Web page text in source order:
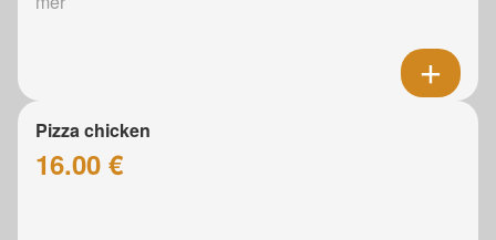
Pizza chicken
16.00 €